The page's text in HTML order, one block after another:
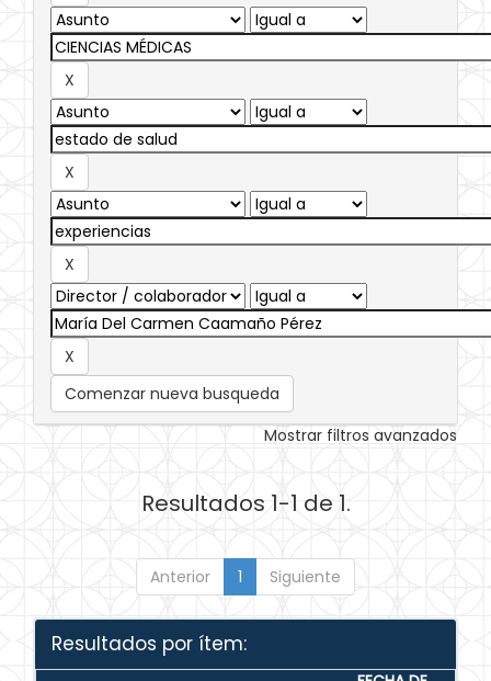
Comenzar nueva busqueda
Mostrar filtros avanzados
Resultados 1-1 de 1.
Anterior 1 Siguiente
Resultados por ítem: